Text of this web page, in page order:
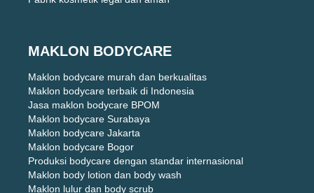
MAKLON BODYCARE
Maklon bodycare murah dan berkualitas
Maklon bodycare terbaik di Indonesia
Jasa maklon bodycare BPOM
Maklon bodycare Surabaya
Maklon bodycare Jakarta
Maklon bodycare Bogor
Produksi bodycare dengan standar internasional
Maklon body lotion dan body wash
Maklon lulur dan body scrub